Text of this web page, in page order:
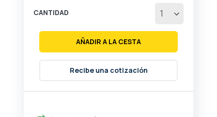
CANTIDAD
AÑADIR A LA CESTA
Recibe una cotización